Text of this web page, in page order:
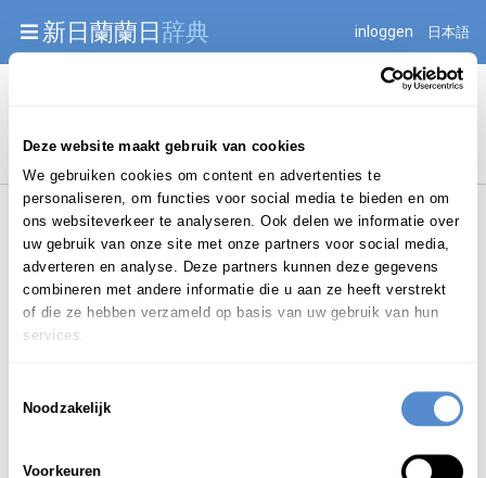
Deze website maakt gebruik van cookies
We gebruiken cookies om content en advertenties te
personaliseren, om functies voor social media te bieden en om
ons websiteverkeer te analyseren. Ook delen we informatie over
uw gebruik van onze site met onze partners voor social media,
adverteren en analyse. Deze partners kunnen deze gegevens
combineren met andere informatie die u aan ze heeft verstrekt
of die ze hebben verzameld op basis van uw gebruik van hun
services.
Noodzakelijk
Voorkeuren
Warning: Undefined array key "jnnjuid" in
/mnt/web216/d2/76/52236976/htdocs/jnnj-prod/search.php
新日蘭蘭日辞典 inloggen 日本語
Login om te bewerken ...
しょうひょう